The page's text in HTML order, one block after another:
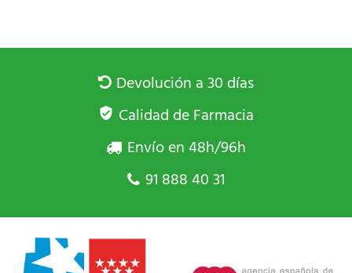
Devolución a 30 días
Calidad de Farmacia
Envío en 48h/96h
91 888 40 31